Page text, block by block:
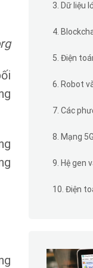
3. Dữ liệu
4.
5. Điện
6. Robot
7. Các
8. Mạng 5G
9. Hệ gen
10. Điện